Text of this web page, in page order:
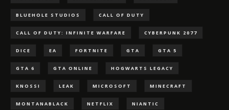
BLUEHOLE STUDIOS CALL OF DUTY
CALL OF DUTY: INFINITE WARFARE CYBERPUNK 2077
DICE EA FORTNITE GTA GTA 5
GTA 6 GTA ONLINE HOGWARTS LEGACY
KNOSSI LEAK MICROSOFT MINECRAFT
MONTANABLACK NETFLIX NIANTIC